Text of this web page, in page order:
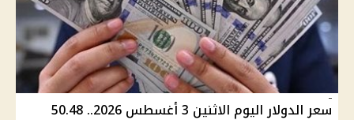
سعر الدولار اليوم الاثنين 3 أغسطس 2026.. 50.48